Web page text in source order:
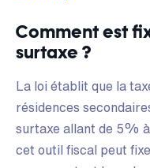
Comment est
surtaxe ?
La loi établit que la
résidences
surtaxe allant de 5%
cet outil fiscal peut